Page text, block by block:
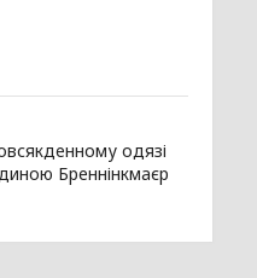
одязі
Бреннінкмаєр